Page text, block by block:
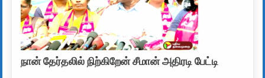
நான் தேர்தலில் நிற்கிறேன் சீமான் அதிரடி பேட்டி